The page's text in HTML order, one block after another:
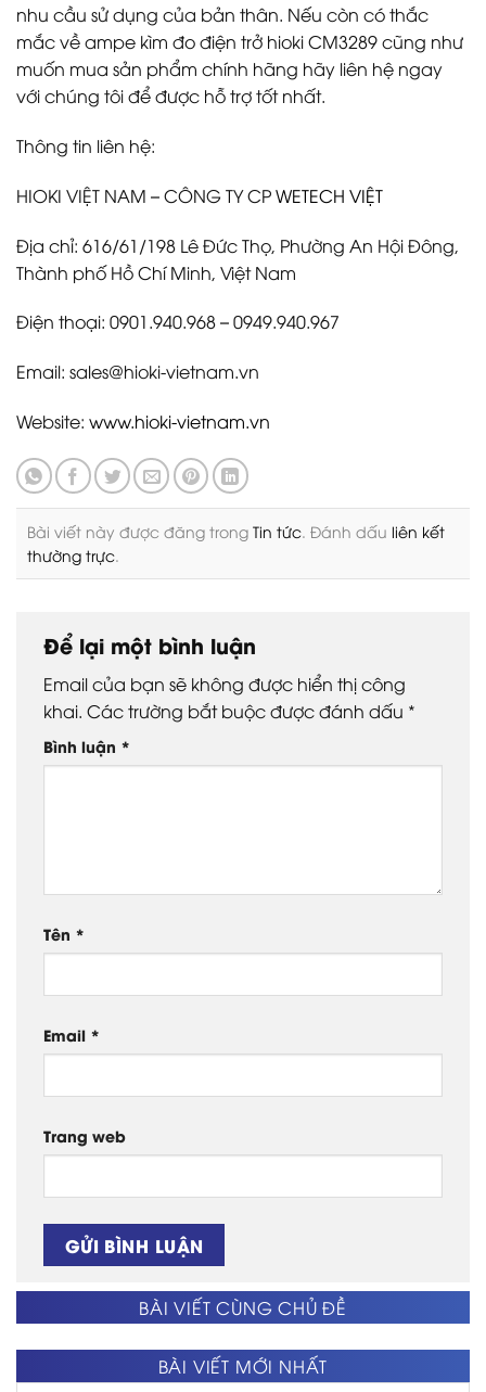
nhu cầu sử dụng của bản thân. Nếu còn có thắc
mắc về ampe kìm đo điện trở hioki CM3289 cũng như
muốn mua sản phẩm chính hãng hãy liên hệ ngay
với chúng tôi để được hỗ trợ tốt nhất.
Thông tin liên hệ:
HIOKI VIỆT NAM – CÔNG TY CPWETECH VIỆT
Địa chỉ: 616/61/198 Lê Đức Thọ, Phường An Hội Đông,
Thành phố Hồ Chí Minh, Việt Nam
Điện thoại: 0901.940.968 – 0949.940.967
Email: sales@hioki-vietnam.vn
Website: www.hioki-vietnam.vn
Bài viết này được đăng trong Tin tức. Đánh dấu liên kết
thường trực.
Để lại một bình luận
Email của bạn sẽ không được hiển thị công
khai. Các trường bắt buộc được đánh dấu *
Bình luận *
Tên *
Email *
Trang web
BÀI VIẾT CÙNG CHỦ ĐỀ
BÀI VIẾT MỚI NHẤT